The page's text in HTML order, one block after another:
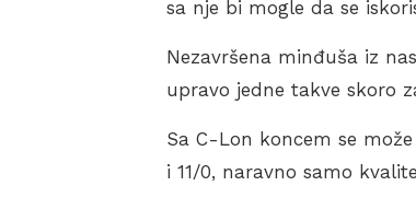
sa nje bi mogle da se
Nezavršena minđuša iz
upravo jedne takve skoro
Sa C-Lon koncem se
i 11/0, naravno samo